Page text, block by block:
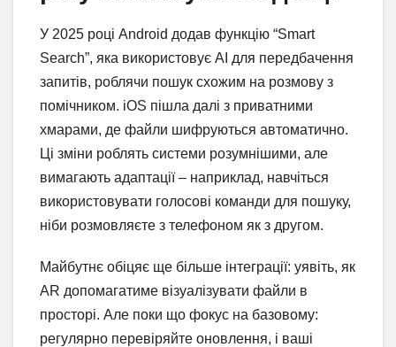
У 2025 році Android додав функцію “Smart
Search”, яка використовує AI для передбачення
запитів, роблячи пошук схожим на розмову з
помічником. iOS пішла далі з приватними
хмарами, де файли шифруються автоматично.
Ці зміни роблять системи розумнішими, але
вимагають адаптації – наприклад, навчіться
використовувати голосові команди для пошуку,
ніби розмовляєте з телефоном як з другом.
Майбутнє обіцяє ще більше інтеграції: уявіть, як
AR допомагатиме візуалізувати файли в
просторі. Але поки що фокус на базовому:
регулярно перевіряйте оновлення, і ваші